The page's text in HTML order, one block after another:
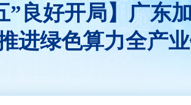
区
赛
数字青年说
数字企业+
政策解读
”良好开局】广东
进绿色算力全产